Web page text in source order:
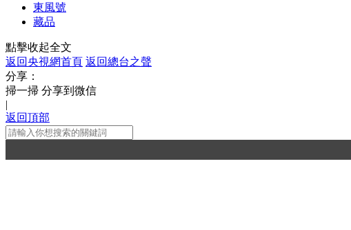
東風號
藏品
點擊收起全文
返回央視網首頁 返回總台之聲
分享：
掃一掃 分享到微信
|
返回頂部